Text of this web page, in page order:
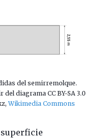
del semirremolque.
diagrama CC BY-SA 3.0
Wikimedia Commons
superficie